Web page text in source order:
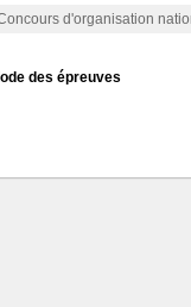
d'organisation
des épreuves